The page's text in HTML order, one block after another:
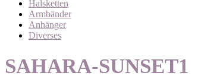
Halsketten
Armbänder
Anhänger
Diverses
SAHARA-SUNSET1